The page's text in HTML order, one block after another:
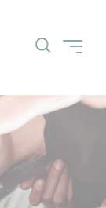
Grands projets